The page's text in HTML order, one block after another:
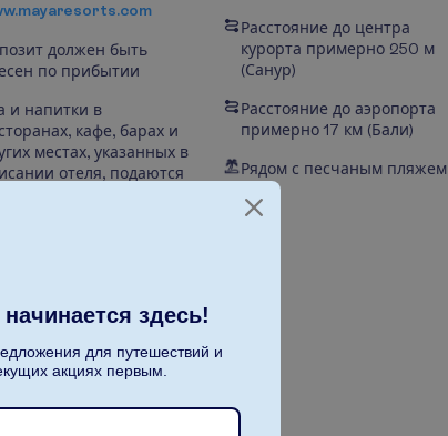
должен быть
по прибытии
и напитки в
кафе, барах и
местах, указанных в
отеля, подаются
отелем и
быть изменена со
Расстояние до центра
курорта примерно 250 м
(Санур)
Расстояние до аэропорта
примерно 17 км (Бали)
Рядом с песчаным пляжем
здесь!
для путешествий и
акциях первым.